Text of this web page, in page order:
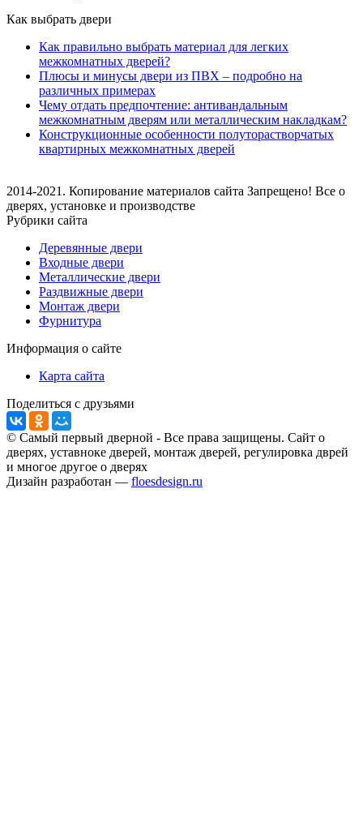
Как выбрать двери
Как правильно выбрать материал для легких
межкомнатных дверей?
Плюсы и минусы двери из ПВХ – подробно на
различных примерах
Чему отдать предпочтение: антивандальным
межкомнатным дверям или металлическим накладкам?
Конструкционные особенности полуторастворчатых
квартирных межкомнатных дверей
2014-2021. Копирование материалов сайта Запрещено! Все о
дверях, установке и производстве
Рубрики сайта
Деревянные двери
Входные двери
Металлические двери
Раздвижные двери
Монтаж двери
Фурнитура
Информация о сайте
Карта сайта
Поделиться с друзьями
© Самый первый дверной - Все права защищены. Сайт о
дверях, уставноке дверей, монтаж дверей, регулировка дврей
и многое другое о дверях
Дизайн разработан — floesdesign.ru